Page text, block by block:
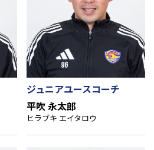
ジュニアユースコーチ
平吹 永太郎
ヒラブキ エイタロウ